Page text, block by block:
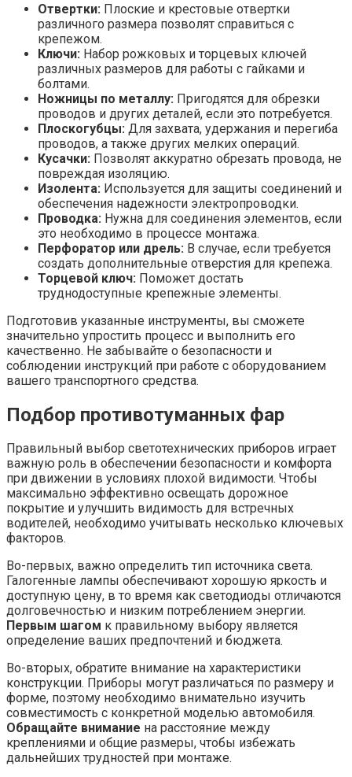
Отвертки: Плоские и крестовые отвертки
различного размера позволят справиться с
крепежом.
Ключи: Набор рожковых и торцевых ключей
различных размеров для работы с гайками и
болтами.
Ножницы по металлу: Пригодятся для обрезки
проводов и других деталей, если это потребуется.
Плоскогубцы: Для захвата, удержания и перегиба
проводов, а также других мелких операций.
Кусачки: Позволят аккуратно обрезать провода, не
повреждая изоляцию.
Изолента: Используется для защиты соединений и
обеспечения надежности электропроводки.
Проводка: Нужна для соединения элементов, если
это необходимо в процессе монтажа.
Перфоратор или дрель: В случае, если требуется
создать дополнительные отверстия для крепежа.
Торцевой ключ: Поможет достать
труднодоступные крепежные элементы.
Подготовив указанные инструменты, вы сможете
значительно упростить процесс и выполнить его
качественно. Не забывайте о безопасности и
соблюдении инструкций при работе с оборудованием
вашего транспортного средства.
Подбор противотуманных фар
Правильный выбор светотехнических приборов играет
важную роль в обеспечении безопасности и комфорта
при движении в условиях плохой видимости. Чтобы
максимально эффективно освещать дорожное
покрытие и улучшить видимость для встречных
водителей, необходимо учитывать несколько ключевых
факторов.
Во-первых, важно определить тип источника света.
Галогенные лампы обеспечивают хорошую яркость и
доступную цену, в то время как светодиоды отличаются
долговечностью и низким потреблением энергии.
Первым шагом к правильному выбору является
определение ваших предпочтений и бюджета.
Во-вторых, обратите внимание на характеристики
конструкции. Приборы могут различаться по размеру и
форме, поэтому необходимо внимательно изучить
совместимость с конкретной моделью автомобиля.
Обращайте внимание на расстояние между
креплениями и общие размеры, чтобы избежать
дальнейших трудностей при монтаже.